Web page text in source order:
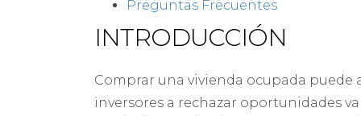
Preguntas Frecuentes
INTRODUCCIÓN
Comprar una vivienda ocupada
inversores a rechazar oportunidades